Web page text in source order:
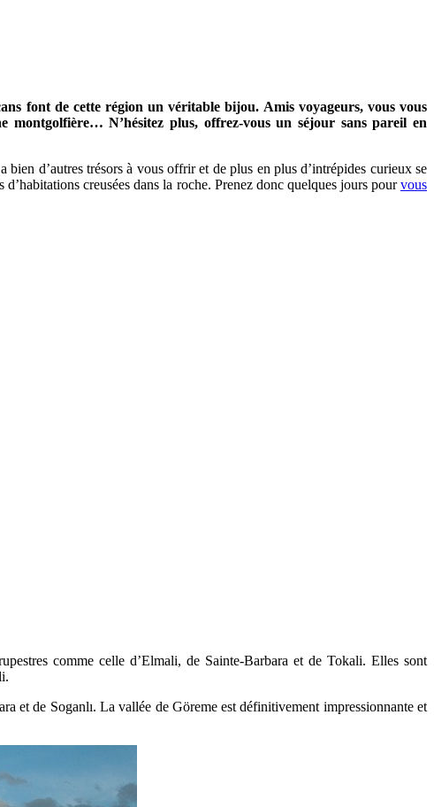
font de cette région un véritable bijou. Amis voyageurs, vous vous
montgolfière… N’hésitez plus, offrez-vous un séjour sans pareil en
d’autres trésors à vous offrir et de plus en plus d’intrépides curieux se
creusées dans la roche. Prenez donc quelques jours pourvous
comme celle d’Elmali, de Sainte-Barbara et de Tokali. Elles sont
et de Soganlı. La vallée de Göreme est définitivement impressionnante et